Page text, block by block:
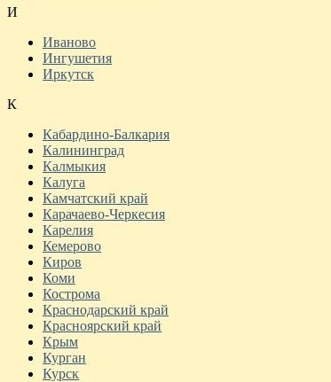
И
Иваново
Ингушетия
Иркутск
К
Кабардино-Балкария
Калининград
Калмыкия
Калуга
Камчатский край
Карачаево-Черкесия
Карелия
Кемерово
Киров
Коми
Кострома
Краснодарский край
Красноярский край
Крым
Курган
Курск